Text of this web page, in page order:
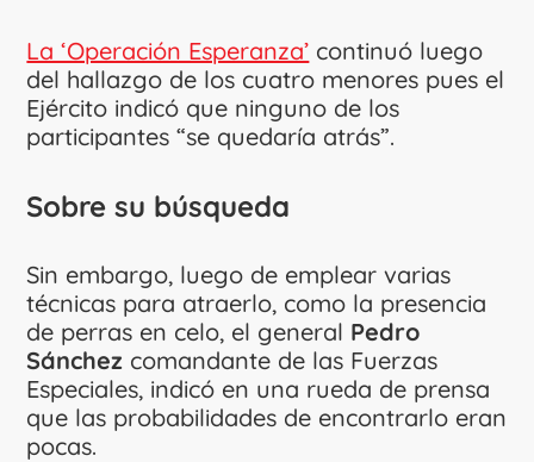
La ‘Operación Esperanza’ continuó luego
del hallazgo de los cuatro menores pues el
Ejército indicó que ninguno de los
participantes “se quedaría atrás”.
Sobre su búsqueda
Sin embargo, luego de emplear varias
técnicas para atraerlo, como la presencia
de perras en celo, el general Pedro
Sánchez comandante de las Fuerzas
Especiales, indicó en una rueda de prensa
que las probabilidades de encontrarlo eran
pocas.